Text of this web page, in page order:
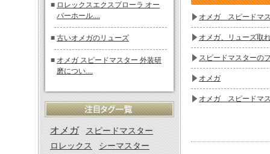
オメガ スピードマ
オメガ、リューズ取
スピードマスターの
オメガ
オメガ スピードマ
OMEGA 3210.50 ク
■ ロレックスエクスプローラ オー
バーホール....
■ 古いオメガのリューズ
■ オメガ スピードマスター 外装研
磨につい....
オメガ スピードマスター
ロレックス
シーマスター